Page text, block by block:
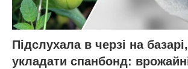
Підслухала в черзі на
укладати спанбонд: